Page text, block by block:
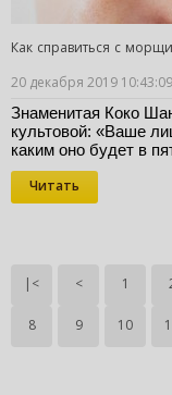
Как справиться с
20 декабря 2019 10:43:09
Знаменитая Коко
культовой: «Ваше
каким оно будет в
Читать
|< < 1
8 9 10